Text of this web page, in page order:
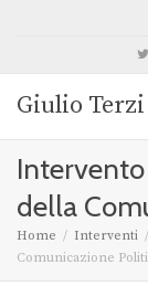
Giulio Terzi
della
Home Interventi
Comunicazione